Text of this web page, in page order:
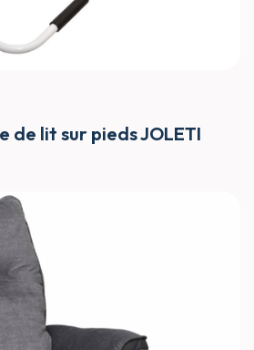
de lit sur pieds JOLETI